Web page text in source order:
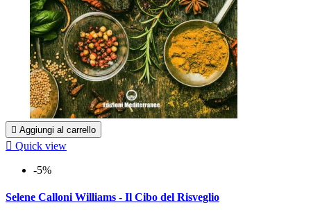
 Aggiungi al carrello
 Quick view
-5%
Selene Calloni Williams - Il Cibo del Risveglio